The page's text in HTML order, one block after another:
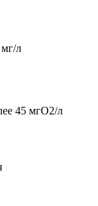
л
45 мгО2/л